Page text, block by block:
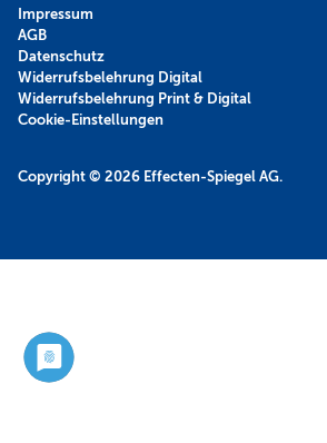
Copyright © 2026 Effecten-Spiegel AG.
Impressum
AGB
Datenschutz
Widerrufsbelehrung Digital
Widerrufsbelehrung Print & Digital
Cookie-Einstellungen